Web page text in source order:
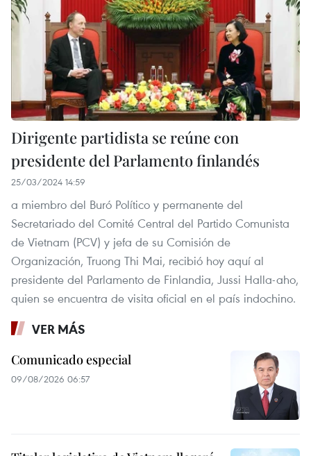
Dirigente partidista se reúne con
presidente del Parlamento finlandés
25/03/2024 14:59
a miembro del Buró Político y permanente del
Secretariado del Comité Central del Partido Comunista
de Vietnam (PCV) y jefa de su Comisión de
Organización, Truong Thi Mai, recibió hoy aquí al
presidente del Parlamento de Finlandia, Jussi Halla-aho,
quien se encuentra de visita oficial en el país indochino.
VER MÁS
Comunicado especial
09/08/2026 06:57